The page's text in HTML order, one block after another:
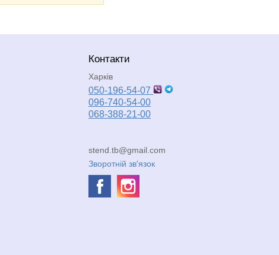
Контакти
Харків
050-196-54-07
096-740-54-00
068-388-21-00
stend.tb@gmail.com
Зворотній зв'язок